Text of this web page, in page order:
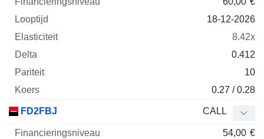
18-12-2026
8.42x
0.412
10
0.27 / 0.28
FD2FBJ CALL
54,00 €